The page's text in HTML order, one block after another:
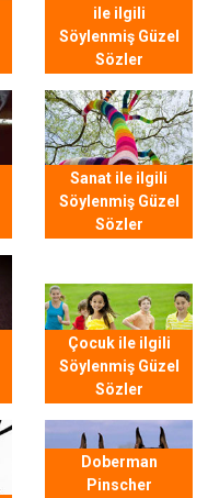
ile ilgili
Söylenmiş Güzel
Sözler
Sanat ile ilgili
Söylenmiş Güzel
Sözler
Çocuk ile ilgili
Söylenmiş Güzel
Sözler
Doberman
Pinscher